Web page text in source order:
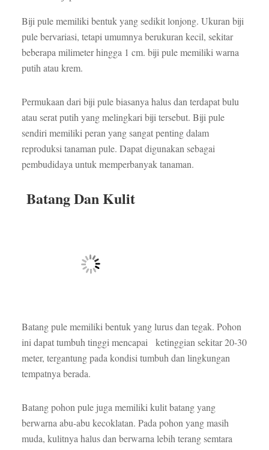
Biji pule memiliki bentuk yang sedikit lonjong. Ukuran biji
pule bervariasi, tetapi umumnya berukuran kecil, sekitar
beberapa milimeter hingga 1 cm. biji pule memiliki warna
putih atau krem.
Permukaan dari biji pule biasanya halus dan terdapat bulu
atau serat putih yang melingkari biji tersebut. Biji pule
sendiri memiliki peran yang sangat penting dalam
reproduksi tanaman pule. Dapat digunakan sebagai
pembudidaya untuk memperbanyak tanaman.
Batang Dan Kulit
Batang pule memiliki bentuk yang lurus dan tegak. Pohon
ini dapat tumbuh tinggi mencapai ketinggian sekitar 20-30
meter, tergantung pada kondisi tumbuh dan lingkungan
tempatnya berada.
Batang pohon pule juga memiliki kulit batang yang
berwarna abu-abu kecoklatan. Pada pohon yang masih
muda, kulitnya halus dan berwarna lebih terang semtara